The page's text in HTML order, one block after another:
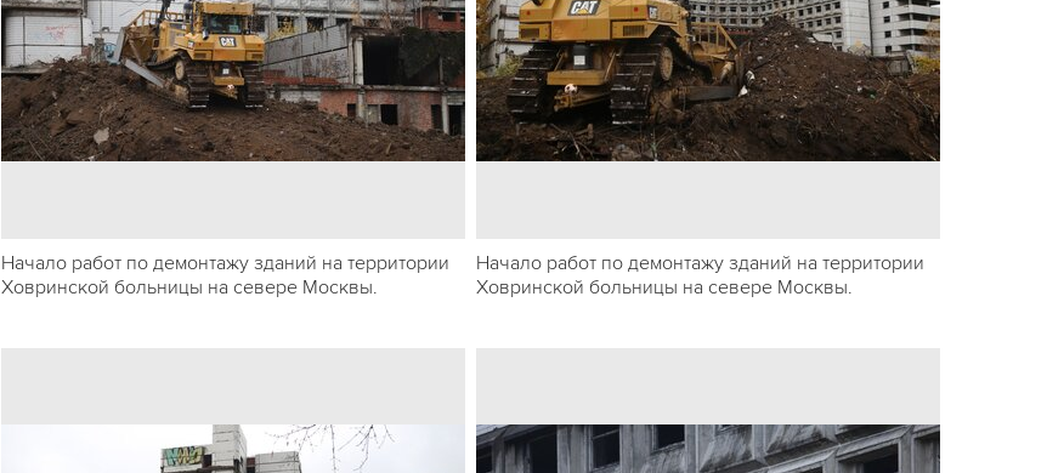
Начало работ по демонтажу зданий на территории
Ховринской больницы на севере Москвы.
Начало работ по демонтажу зданий на территории
Ховринской больницы на севере Москвы.